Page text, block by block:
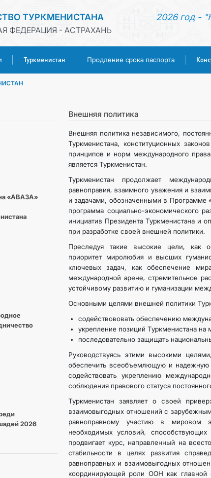
ТУРКМЕНИСТАНА
ФЕДЕРАЦИЯ - АСТРАХАНЬ
2026 год -
Туркменистан Продление срока паспорта
ПРОДЛЕНИЕ СРОКА
КОНСУЛЬСКИЕ
МИД
КОНТАКТНЫЕ
«АВАЗА»
2026
Внешняя политика
Внешняя политика независимого,
Туркменистана, конституционных
принципов и норм международного
является Туркменистан.
Туркменистан продолжает
равноправия, взаимного уважения и
и задачами, обозначенными в Программе
программа социально-экономического
инициатив Президента Туркменистана и
при разработке своей внешней политики.
Преследуя такие высокие цели, как
приоритет миролюбия и высших
ключевых задач, как обеспечение
международной арене, стремительное
устойчивому развитию и гуманизации
Основными целями внешней политики
содействововать обеспечению
укрепление позиций Туркменистана
последовательно защищать
Руководствуясь этими высокими
обеспечить всеобъемлющую и надежную
содействовать укреплению
соблюдения правового статуса
Туркменистан заявляет о своей
взаимовыгодных отношений с
равноправному участию в мировом
необходимых условий,
продвигает курс, направленный на
стабильности в целях развития
равноправных и взаимовыгодных
координирующей роли ООН как главной